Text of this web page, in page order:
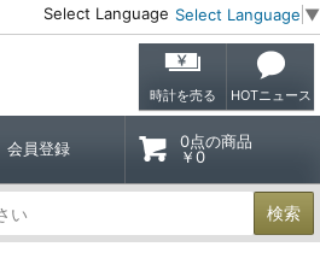
Select Language Select Language ▼
時計を売る HOTニュース
会員登録
0点の商品
￥0
検索